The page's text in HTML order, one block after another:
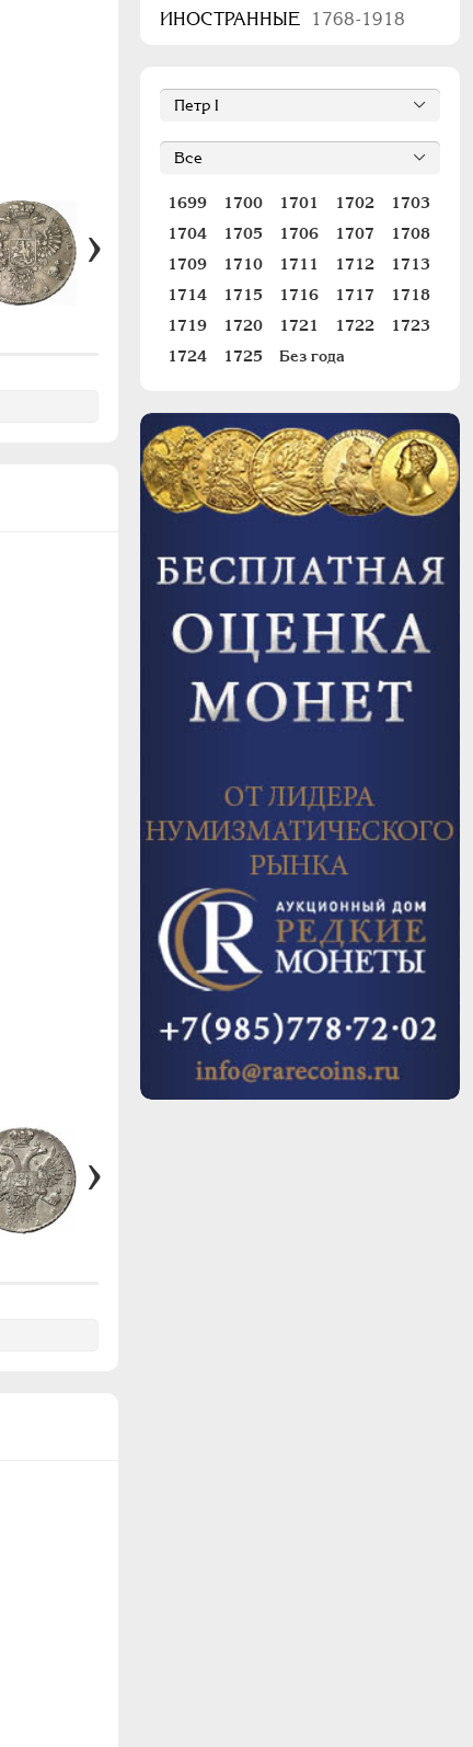
#14 (R1)
ИНОСТРАННЫЕ
1768-1918
1699 1700 1701 1702
1703
1704
1705 1706 1707
1708
1709
1710 1711 1712
1713
1714
1715 1716 1717
1718
1719
1720 1721 1722
1723
1724
1725 Без года